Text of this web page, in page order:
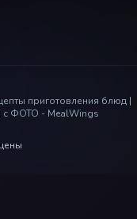
приготовления блюд |
с ФОТО - MealWings